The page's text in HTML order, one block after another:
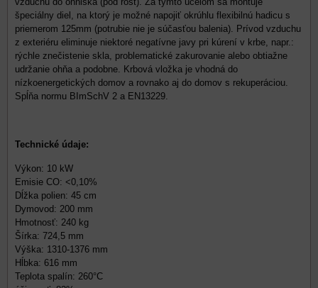
špeciálny diel, na ktorý je možné napojiť okrúhlu flexibilnú hadicu s
priemerom 125mm (potrubie nie je súčasťou balenia). Prívod vzduchu
z exteriéru eliminuje niektoré negatívne javy pri kúrení v krbe, napr.:
rýchle znečistenie skla, problematické zakurovanie alebo obtiažne
udržanie ohňa a podobne. Krbová vložka je vhodná do
nízkoenergetických domov a rovnako aj do domov s rekuperáciou.
Spĺňa normu BImSchV 2 a EN13229.
Technické údaje:
Výkon: 10 kW
Emisie CO: <0,10%
Dĺžka polien: 45 cm
Dymovod: 200 mm
Hmotnosť: 240 kg
Šírka: 724,5 mm
Výška: 1310-1376 mm
Hĺbka: 616 mm
Teplota spalín: 260°C